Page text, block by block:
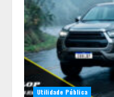
Utilidade Pública